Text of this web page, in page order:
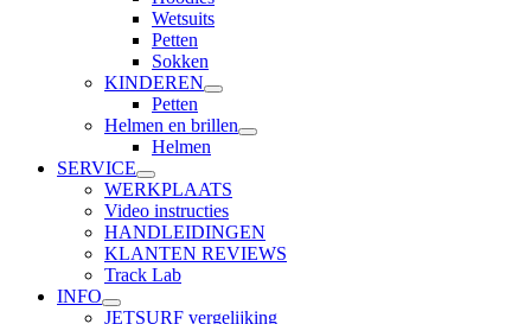
Wetsuits
Petten
Sokken
KINDEREN
Petten
Helmen en brillen
Helmen
SERVICE
WERKPLAATS
Video instructies
HANDLEIDINGEN
KLANTEN REVIEWS
Track Lab
INFO
JETSURF vergelijking